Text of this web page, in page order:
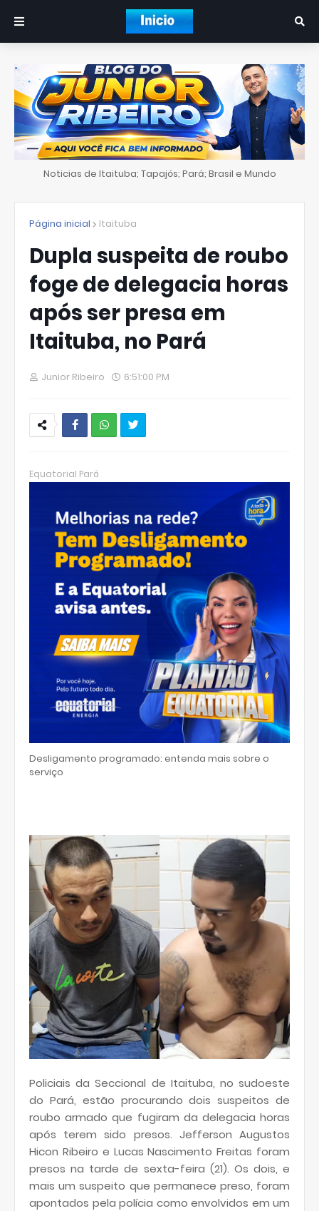
Noticias de Itaituba; Tapajós; Pará; Brasil e Mundo
Página inicial Itaituba
Dupla suspeita de roubo
foge de delegacia horas
após ser presa em
Itaituba, no Pará
Junior Ribeiro 6:51:00 PM
hats
p
Equatorial Pará
Desligamento programado: entenda mais sobre o
serviço
Policiais da Seccional de Itaituba, no sudoeste
do Pará, estão procurando dois suspeitos de
roubo armado que fugiram da delegacia horas
após terem sido presos. Jefferson Augustos
Hicon Ribeiro e Lucas Nascimento Freitas foram
presos na tarde de sexta-feira (21). Os dois, e
mais um suspeito que permanece preso, foram
apontados pela polícia como envolvidos em um